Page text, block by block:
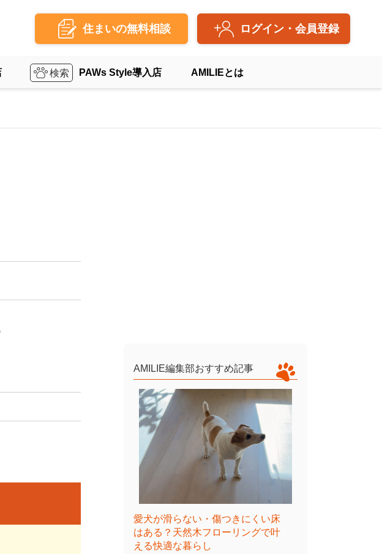
住まいの無料相談 ログイン・会員登録
PAWs Style導入店 AMILIEとは
AMILIE編集部おすすめ記事
愛犬が滑らない・傷つきにくい床
はある？天然木フローリングで叶
える快適な暮らし